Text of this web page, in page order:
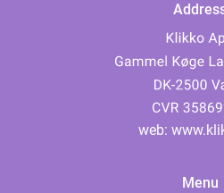
web:
Menu